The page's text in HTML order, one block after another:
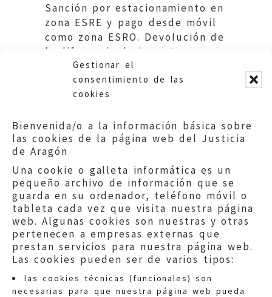
Gestionar el
consentimiento de las
cookies
Bienvenida/o a la información básica sobre
las cookies de la página web del Justicia
de Aragón
Una cookie o galleta informática es un
pequeño archivo de información que se
guarda en su ordenador, teléfono móvil o
tableta cada vez que visita nuestra página
web. Algunas cookies son nuestras y otras
pertenecen a empresas externas que
prestan servicios para nuestra página web.
Las cookies pueden ser de varios tipos:
las cookies técnicas (funcionales) son
necesarias para que nuestra página web pueda
Sanción por estacionamiento en
zona ESRE y pago desde móvil
como zona ESRO. Devolución de
la diferencia de importes.
Ayuntamiento de Zaragoza.